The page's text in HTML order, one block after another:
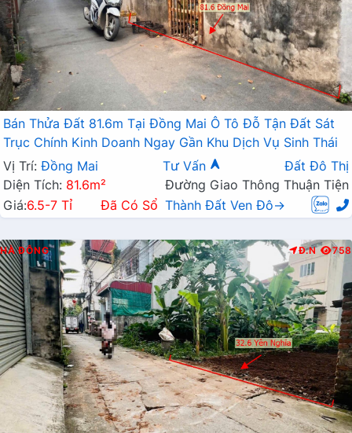
Bán Thửa Đất 81.6m Tại Đồng Mai Ô Tô Đỗ Tận Đất Sát
Trục Chính Kinh Doanh Ngay Gần Khu Dịch Vụ Sinh Thái
Vị Trí: Đồng Mai Tư Vấn
Đất Đô Thị
Diện Tích: 81.6m²
Đường Giao Thông Thuận Tiện
Giá:6.5-7 Tỉ Đã Có Sổ Thành Đất Ven Đô→
HÀ ĐÔNG Đ.N 758